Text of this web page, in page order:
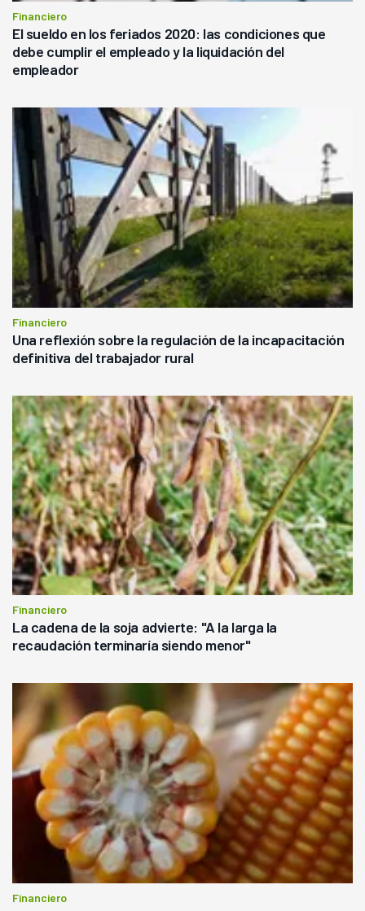
Financiero
El sueldo en los feriados 2020: las condiciones que
debe cumplir el empleado y la liquidación del
empleador
Financiero
Una reflexión sobre la regulación de la incapacitación
definitiva del trabajador rural
Financiero
La cadena de la soja advierte: "A la larga la
recaudación terminaría siendo menor"
Financiero